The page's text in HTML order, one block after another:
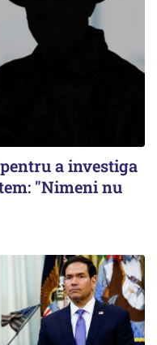
a investiga
"Nimeni nu